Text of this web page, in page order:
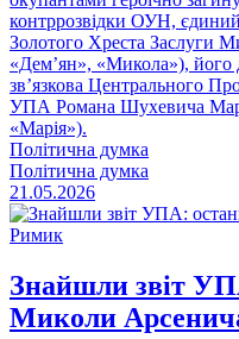
контррозвідки ОУН,
Золотого Хреста Заслуги
«Дем’ян», «Микола»), його
зв’язкова Центрального
УПА Романа Шухевича
«Марія»).
Політична думка
Політична думка
21.05.2026
Знайшли звіт
Миколи